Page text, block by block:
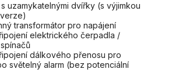
uzamykatelnými dvířky (s výjimkou
transformátor pro napájení
elektrického čerpadla /
dálkového přenosu pro
světelný alarm (bez potenciální